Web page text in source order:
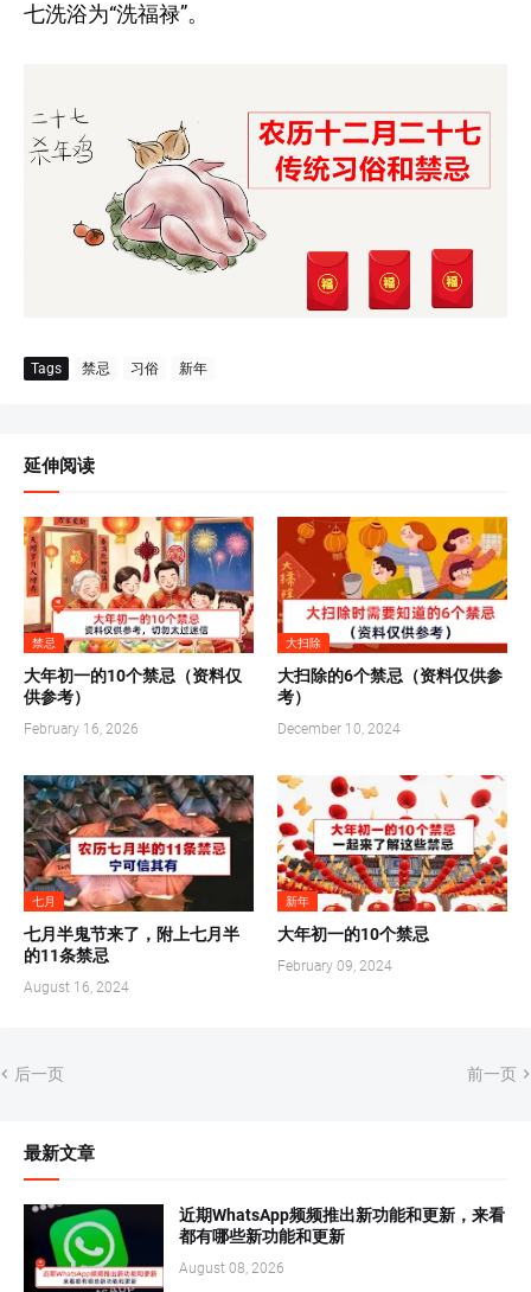
七洗浴为“洗福禄”。
Tags 禁忌 习俗 新年
延伸阅读
禁忌
大年初一的10个禁忌（资料仅
供参考）
February 16, 2026
大扫除
大扫除的6个禁忌（资料仅供参
考）
December 10, 2024
七月
七月半鬼节来了，附上七月半
的11条禁忌
August 16, 2024
新年
大年初一的10个禁忌
February 09, 2024
后一页 前一页
最新文章
近期WhatsApp频频推出新功能和更新，来看
都有哪些新功能和更新
August 08, 2026